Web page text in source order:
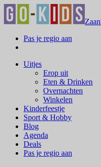
Pas je regio aan
Uitjes
Erop uit
Eten & Drinken
Overnachten
Winkelen
Kinderfeestje
Sport & Hobby
Blog
Agenda
Deals
Pas je regio aan